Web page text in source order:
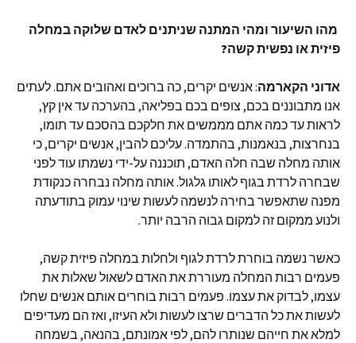
מהו השיעור ומהי המתנה שניתנים לאדם שלוקה במחלה
פיזית או נפשית קשה?
אדוני הקארמה: אנשים יקרים, כה ברוכים ואהובים אתם. לעתים
אנו מתבוננים בכם, צופים בכם בפליאה, בהערכה עד אין קץ,
לראות עד כמה אתם מממשים את חלקכם בהסכם עד תומו,
בנחרצות, בנאמנות, בהתמדה. עליכם להבין, אנשים יקרים, כי
אותה מחלה שבה חלה האדם, תוכננה על-ידי נשמתו עוד לפני
שבחרה לרדת בגוף לאותו גלגול. אותה מחלה נבחרה כנקודת
מפנה שתאפשר בחירה לנשמה לעשות שינוי עמוק בתודעתה
ולנוע ממקום זה למקום גבוה הרבה יותר.
כאשר נשמה בוחרת לרדת לגוף ולחלות במחלה פיזית קשה,
פעמים רבות המחלה מעוררת את האדם לשאול שאלות את
עצמו, לבדוק את עצמו. פעמים רבות בוחרים אותם אנשים שחלו
לעשות את כל הדברים שרצו לעשות ולא העיזו, ואז הם מעדיפים
למלא את חייהם שנותרו להם, לפי אמונתם, בהנאה, בשמחה